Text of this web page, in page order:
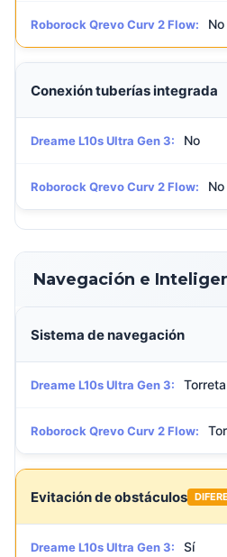
Roborock Qrevo Curv 2 Flow: No
Conexión tuberías integrada
Dreame L10s Ultra Gen 3: No
Roborock Qrevo Curv 2 Flow: No
Navegación e
Sistema de navegación
Dreame L10s Ultra Gen 3:
Roborock Qrevo Curv 2 Flow:
Evitación de obstáculos
Dreame L10s Ultra Gen 3: Sí